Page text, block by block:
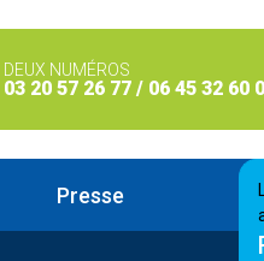
DEUX NUMÉROS
03 20 57 26 77 / 06 45 32 60
Presse